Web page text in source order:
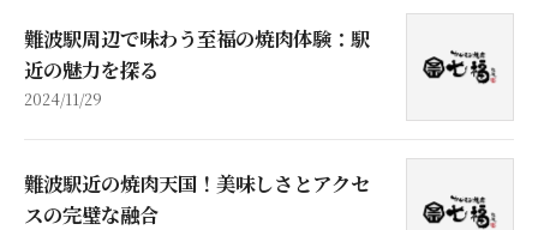
難波駅周辺で味わう至福の焼肉体験：駅
近の魅力を探る
2024/11/29
難波駅近の焼肉天国！美味しさとアクセ
スの完璧な融合